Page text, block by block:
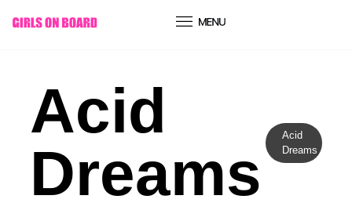
conteúdo
Acid
Dreams
Acid
Dreams